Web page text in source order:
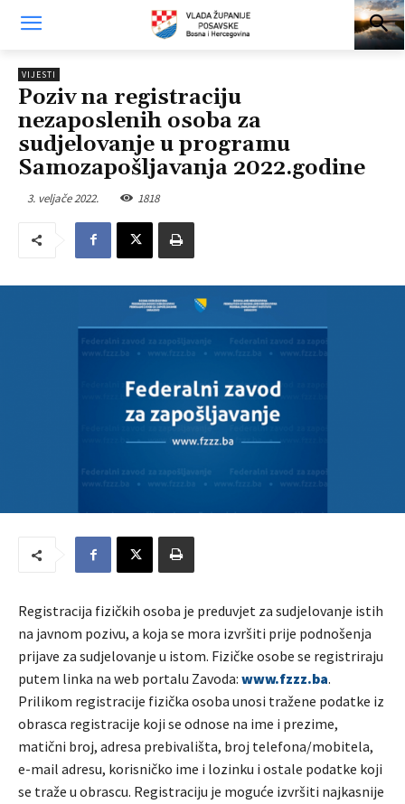
VIJESTI
Poziv na registraciju
nezaposlenih osoba za
sudjelovanje u programu
Samozapošljavanja 2022.godine
3. veljače 2022. 1818
Registracija fizičkih osoba je preduvjet za sudjelovanje istih
na javnom pozivu, a koja se mora izvršiti prije podnošenja
prijave za sudjelovanje u istom. Fizičke osobe se registriraju
putem linka na web portalu Zavoda: www.fzzz.ba.
Prilikom registracije fizička osoba unosi tražene podatke iz
obrasca registracije koji se odnose na ime i prezime,
matični broj, adresa prebivališta, broj telefona/mobitela,
e-mail adresu, korisničko ime i lozinku i ostale podatke koji
se traže u obrascu. Registraciju je moguće izvršiti najkasnije